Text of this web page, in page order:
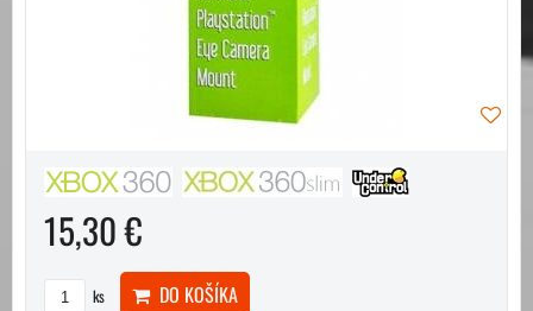
15,30 €
ks DO KOŠÍKA